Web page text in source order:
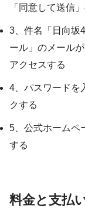
「同意して送信
3、件名「 日向坂
ール」のメール
アクセスする
4、パスワードを
クする
5、公式ホームペ
する
料金と支払